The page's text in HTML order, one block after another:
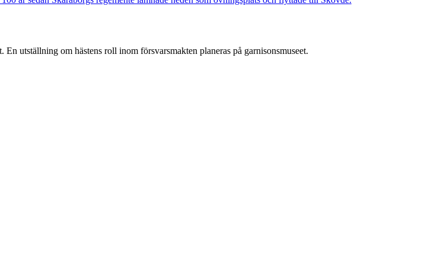
utställning om hästens roll inom försvarsmakten planeras på garnisonsmuseet.